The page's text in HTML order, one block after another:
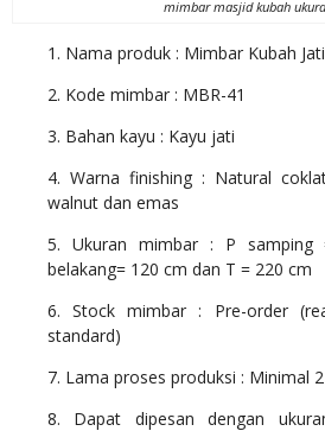
mimbar masjid kubah
1. Nama produk : Mimbar Kubah
2. Kode mimbar : MBR-41
3. Bahan kayu : Kayu jati
4. Warna finishing : Natural
walnut dan emas
5. Ukuran mimbar : P
belakang= 120 cm dan T = 220 cm
6. Stock mimbar : Pre-order
standard)
7. Lama proses produksi : Minimal
8. Dapat dipesan dengan